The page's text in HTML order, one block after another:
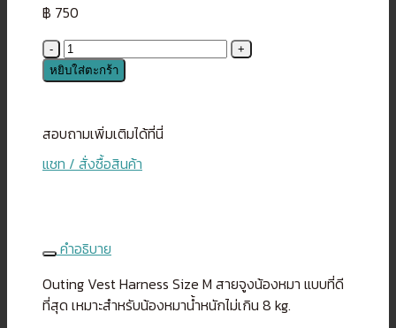
฿ 750
จำนวน
Richell(ริ
เชล)
Vest
Harness
Size
จูง
น้อง
หมา
ชิ้น
หยิบใส่ตะกร้า
สอบถามเพิ่มเติมได้ที่นี่
แชท / สั่งซื้อสินค้า
คำอธิบาย
Outing Vest Harness Size M สายจูงน้องหมา แบบที่ดี
ที่สุด เหมาะสำหรับน้องหมาน้ำหนักไม่เกิน 8 kg.